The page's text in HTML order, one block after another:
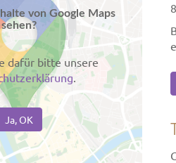
von Google Maps
sehen?
dafür bitte unsere
.
Ja, OK